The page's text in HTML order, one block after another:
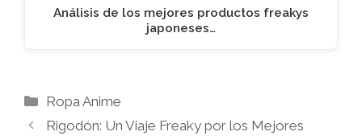
Análisis de los mejores productos freakys
japoneses…
Categorías
Ropa Anime
Rigodón: Un Viaje Freaky por los Mejores